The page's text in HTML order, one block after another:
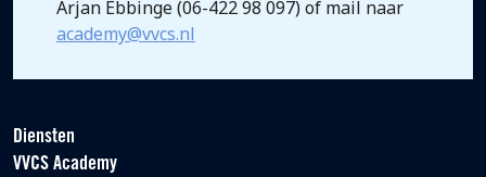
Arjan Ebbinge (06-422 98 097) of mail naar
academy@vvcs.nl
Diensten
VVCS Academy